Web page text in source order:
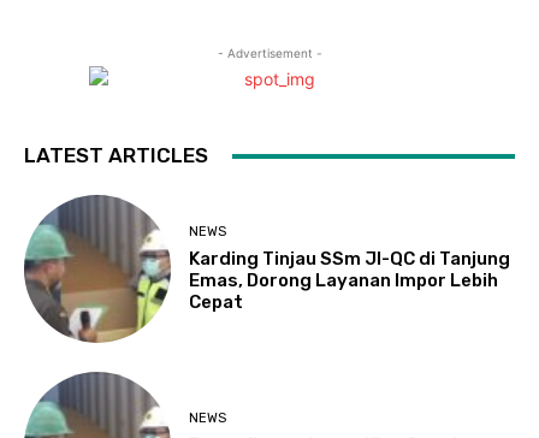
- Advertisement -
LATEST ARTICLES
NEWS
Karding Tinjau SSm JI-QC di Tanjung
Emas, Dorong Layanan Impor Lebih
Cepat
NEWS